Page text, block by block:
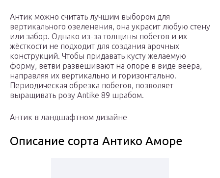
Антик можно считать лучшим выбором для
вертикального озеленения, она украсит любую стену
или забор. Однако из-за толщины побегов и их
жёсткости не подходит для создания арочных
конструкций. Чтобы придавать кусту желаемую
форму, ветви развешивают на опоре в виде веера,
направляя их вертикально и горизонтально.
Периодическая обрезка побегов, позволяет
выращивать розу Antike 89 шрабом.
Антик в ландшафтном дизайне
Описание сорта Антико Аморе